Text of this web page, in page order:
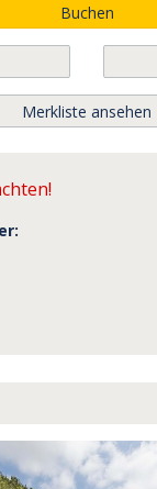
Buchen
Merkliste ansehen